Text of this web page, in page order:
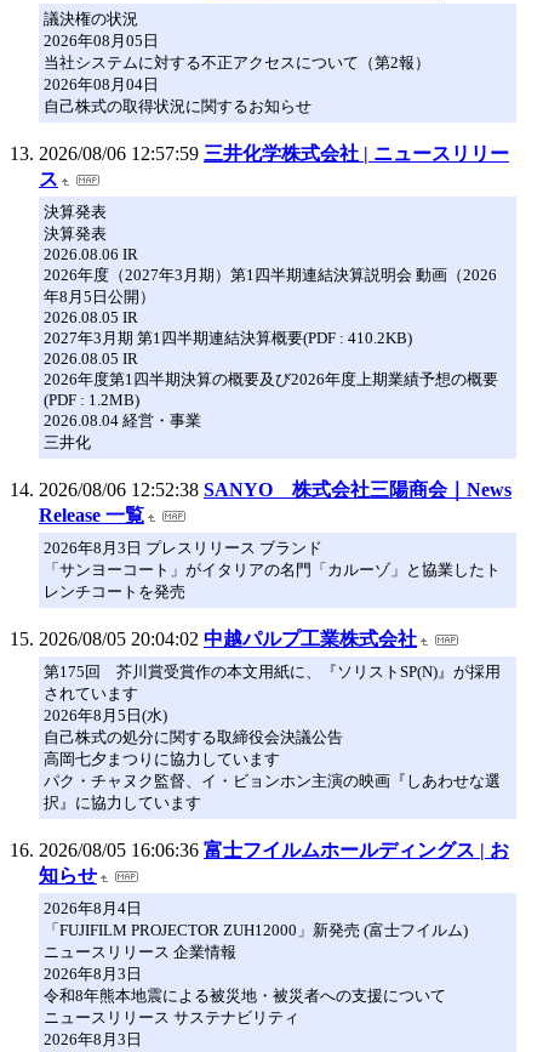
議決権の状況
2026年08月05日
当社システムに対する不正アクセスについて（第2報）
2026年08月04日
自己株式の取得状況に関するお知らせ
2026/08/06 12:57:59 三井化学株式会社 | ニュースリリー
ス
決算発表
決算発表
2026.08.06 IR
2026年度（2027年3月期）第1四半期連結決算説明会 動画（2026
年8月5日公開）
2026.08.05 IR
2027年3月期 第1四半期連結決算概要(PDF : 410.2KB)
2026.08.05 IR
2026年度第1四半期決算の概要及び2026年度上期業績予想の概要
(PDF : 1.2MB)
2026.08.04 経営・事業
三井化
2026/08/06 12:52:38 SANYO 株式会社三陽商会｜News
Release 一覧
2026年8月3日 プレスリリース ブランド
「サンヨーコート」がイタリアの名門「カルーゾ」と協業したト
レンチコートを発売
2026/08/05 20:04:02 中越パルプ工業株式会社
第175回 芥川賞受賞作の本文用紙に、『ソリストSP(N)』が採用
されています
2026年8月5日(水)
自己株式の処分に関する取締役会決議公告
高岡七夕まつりに協力しています
パク・チャヌク監督、イ・ビョンホン主演の映画『しあわせな選
択』に協力しています
2026/08/05 16:06:36 富士フイルムホールディングス | お
知らせ
2026年8月4日
「FUJIFILM PROJECTOR ZUH12000」新発売 (富士フイルム)
ニュースリリース 企業情報
2026年8月3日
令和8年熊本地震による被災地・被災者への支援について
ニュースリリース サステナビリティ
2026年8月3日